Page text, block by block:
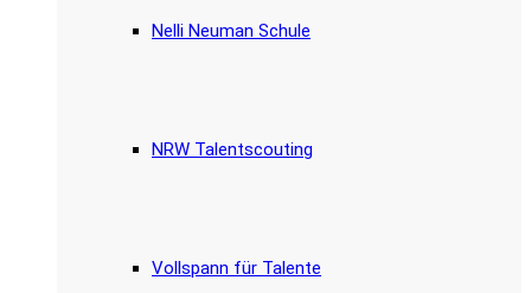
Nelli Neuman Schule
NRW Talentscouting
Vollspann für Talente